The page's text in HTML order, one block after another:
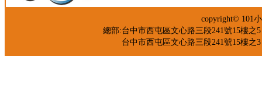
copyright©
總部:台中市西屯區文心路三段241號15樓
台中市西屯區文心路三段241號15樓